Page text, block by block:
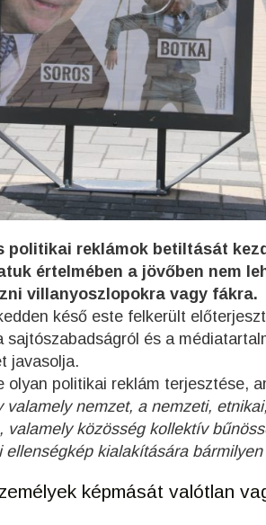
politikai reklámok betiltását
értelmében a jövőben nem
villanyoszlopokra vagy fákra.
késő este felkerült
sajtószabadságról és a
javasolja.
olyan politikai reklám terjesztése,
nemzet, a nemzeti,
valamely közösség kollektív
kialakítására bármilyen
képmását valótlan